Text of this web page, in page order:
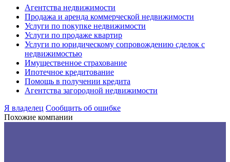
Агентства недвижимости
Продажа и аренда коммерческой недвижимости
Услуги по покупке недвижимости
Услуги по продаже квартир
Услуги по юридическому сопровождению сделок с
недвижимостью
Имущественное страхование
Ипотечное кредитование
Помощь в получении кредита
Агентства загородной недвижимости
Я владелец Сообщить об ошибке
Похожие компании